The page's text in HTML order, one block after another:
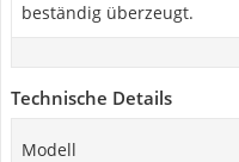
beständig überzeugt.
Technische Details
Modell